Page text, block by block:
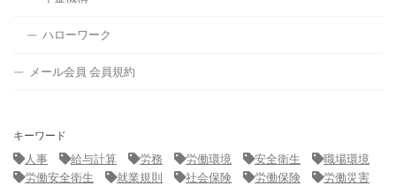
ハローワーク
メール会員 会員規約
キーワード
人事
給与計算 労務 労働環境 安全衛生
職場環境
労働安全衛生
就業規則 社会保険 労働保険
労働災害